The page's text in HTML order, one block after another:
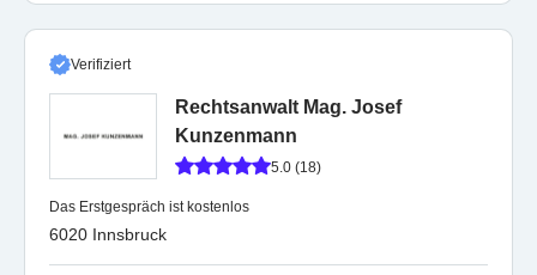
Verifiziert
Rechtsanwalt Mag. Josef
Kunzenmann
5.0 (18)
Das Erstgespräch ist kostenlos
6020 Innsbruck